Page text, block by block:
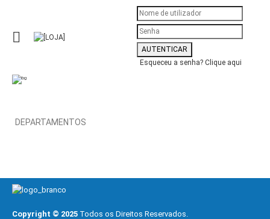
Esqueceu a senha? Clique aqui
DEPARTAMENTOS
Copyright © 2025 Todos os Direitos Reservados.